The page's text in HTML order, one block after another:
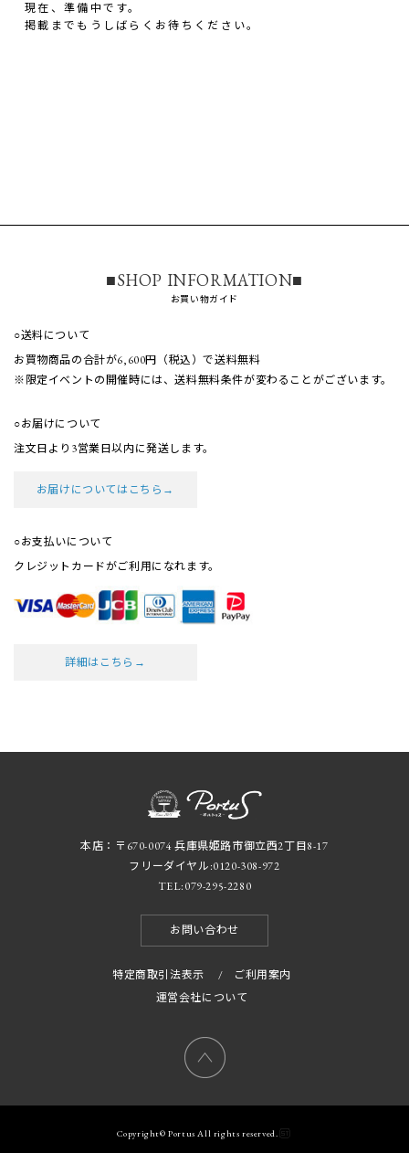
現在、準備中です。
掲載までもうしばらくお待ちください。
■SHOP INFORMATION■
お買い物ガイド
○送料について
お買物商品の合計が6,600円（税込）で送料無料
※限定イベントの開催時には、送料無料条件が変わることがございます。
○お届けについて
注文日より3営業日以内に発送します。
お届けについてはこちら→
○お支払いについて
クレジットカードがご利用になれます。
詳細はこちら→
本店：〒670-0074 兵庫県姫路市御立西2丁目8-17
フリーダイヤル:0120-308-972
TEL:079-295-2280
お問い合わせ
特定商取引法表示 /
ご利用案内
運営会社について
Copyright© Portus All rights reserved.